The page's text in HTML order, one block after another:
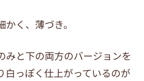
く、薄づき。
みと下の両方のバージョンを
白っぽく仕上がっているのが